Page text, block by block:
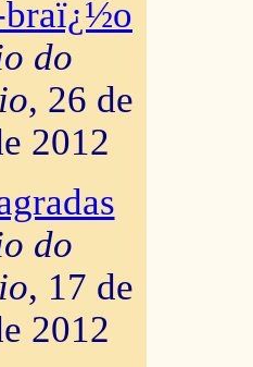
braï¿½o
do
, 26 de
2012
do
, 17 de
2012